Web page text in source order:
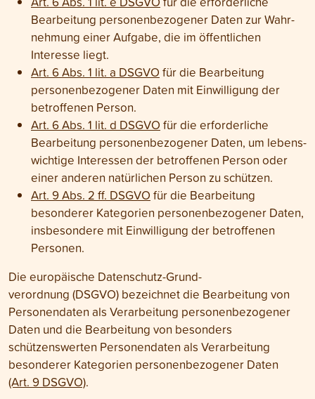
Bearbeitung personen­bezogener Daten zur Wahr­
nehmung einer Aufgabe, die im öffent­lichen
Interesse liegt.
Art. 6 Abs. 1 lit. a DSGVO für die Bearbeitung
personen­bezogener Daten mit Ein­willigung der
betroffenen Person.
Art. 6 Abs. 1 lit. d DSGVO für die erforderliche
Bearbeitung personen­bezogener Daten, um lebens­
wichtige Interessen der betroffenen Person oder
einer anderen natürlichen Person zu schützen.
Art. 9 Abs. 2 ff. DSGVO für die Bear­beitung
besonderer Kate­gorien personen­bezogener Daten,
ins­besondere mit Ein­willigung der betroffenen
Personen.
Die europäische Daten­schutz-Grund­
verordnung (DSGVO) bezeichnet die Bearbeitung von
Personen­daten als Verarbeitung personen­bezogener
Daten und die Bearbeitung von besonders
schützenswerten Personen­daten als Verarbeitung
besonderer Kategorien personen­bezogener Daten
(Art. 9 DSGVO).